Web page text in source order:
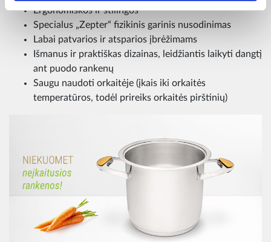
Ergonomiškos ir stilingos
Specialus „Zepter“ fizikinis garinis nusodinimas
Labai patvarios ir atsparios įbrėžimams
Išmanus ir praktiškas dizainas, leidžiantis laikyti dangtį
ant puodo rankenų
Saugu naudoti orkaitėje (įkais iki orkaitės
temperatūros, todėl prireiks orkaitės pirštinių)